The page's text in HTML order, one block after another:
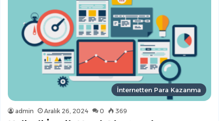
İnternetten Para Kazanma
admin Aralık 26, 2024 0 369